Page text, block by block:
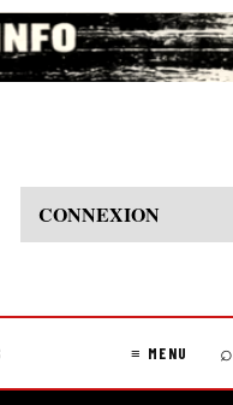
CONNEXION
≡ MENU ⌕